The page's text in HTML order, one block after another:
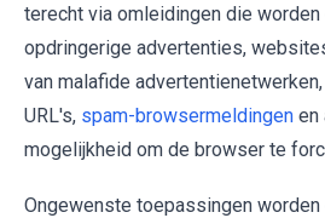
terecht via omleidingen die
opdringerige advertenties,
van malafide
URL's, spam-browsermeldingen en
mogelijkheid om de browser te
Ongewenste toepassingen